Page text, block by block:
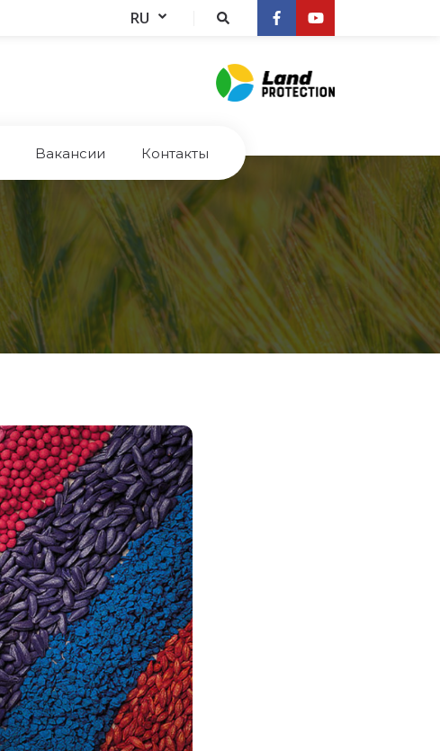
RU
Bакансии Контакты